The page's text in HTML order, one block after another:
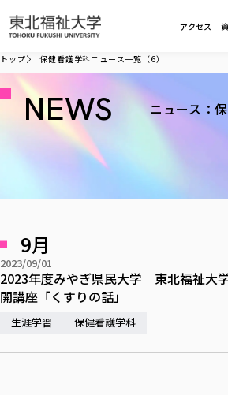
アクセス
大学について
東北福祉大学の想い
建学の精神・教育の理念
学長室の窓
教育方針
大学の概要
大学の歩み
学生・教職員・卒業生数
学則
校歌の歴史
大学の取り組み
大学の取り組み
社会連携・研究
学部・大学院
学
総合福祉学部
総合福祉学部
社会福祉学科
福祉心理学科
共生まちづくり学部
共生まちづくり学部
共生まちづくり学科
教育学部
健康科学部
入学試験
デジタルパンフ
進路・就職
課外活動
トップ 保健看護学科ニュース一覧（6）
NEWS ニュース：
9月
2023/09/01
2023年度みやぎ県民大学 東北福祉大
開講座「くすりの話」
生涯学習 保健看護学科